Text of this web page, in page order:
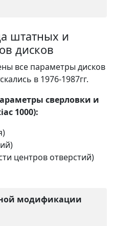
штатных и
дисков
все параметры дисков
в 1976-1987гг.
сверловки и
1000):
центров отверстий)
модификации